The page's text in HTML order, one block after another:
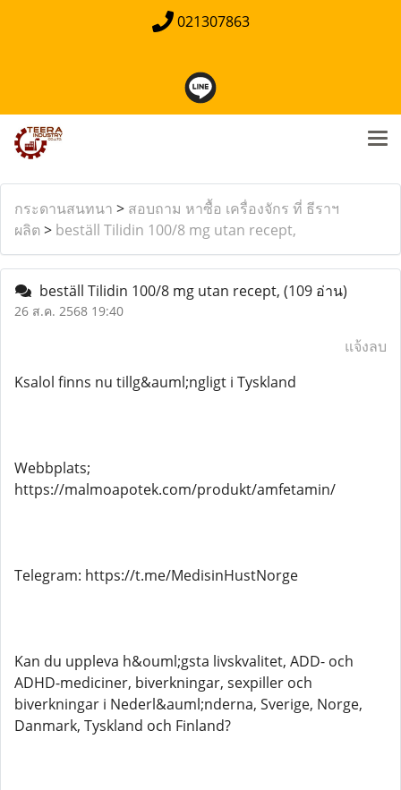
021307863
กระดานสนทนา > สอบถาม หาซื้อ เครื่องจักร ที่ ธีราฯ
ผลิต > beställ Tilidin 100/8 mg utan recept,
beställ Tilidin 100/8 mg utan recept, (109 อ่าน)
26 ส.ค. 2568 19:40
แจ้งลบ
Ksalol finns nu tillg&auml;ngligt i Tyskland
Webbplats;
https://malmoapotek.com/produkt/amfetamin/
Telegram: https://t.me/MedisinHustNorge
Kan du uppleva h&ouml;gsta livskvalitet, ADD- och
ADHD-mediciner, biverkningar, sexpiller och
biverkningar i Nederl&auml;nderna, Sverige, Norge,
Danmark, Tyskland och Finland?